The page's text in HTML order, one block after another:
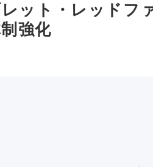
ット・レッドフ
強化